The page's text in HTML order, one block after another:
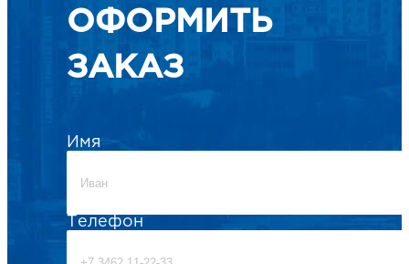
ОФОРМИТЬ
ЗАКАЗ
Имя
Телефон